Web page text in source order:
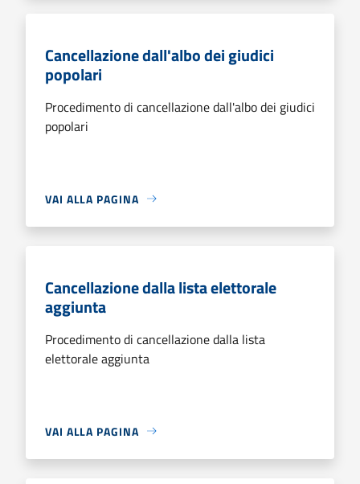
Cancellazione dall'albo dei giudici
popolari
Procedimento di cancellazione dall'albo dei giudici
popolari
VAI ALLA PAGINA
Cancellazione dalla lista elettorale
aggiunta
Procedimento di cancellazione dalla lista
elettorale aggiunta
VAI ALLA PAGINA